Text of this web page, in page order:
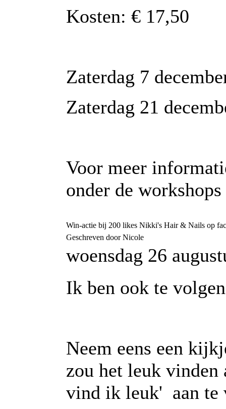
Kosten: € 17,50
Zaterdag 7
Zaterdag 21
Voor meer
onder de
Win-actie bij 200 likes Nikki's Hair & Nails op
Geschreven door Nicole
woensdag 26
Ik ben ook te
Neem eens een
zou het leuk
vind ik leuk' aan te